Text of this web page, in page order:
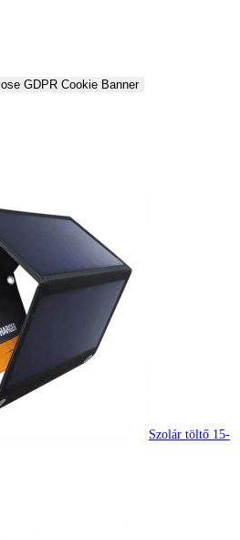
GDPR Cookie Banner
Szolár töltő 15-